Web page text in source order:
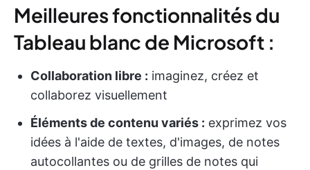
Meilleures fonctionnalités du
Tableau blanc de Microsoft :
Collaboration libre : imaginez, créez et
collaborez visuellement
Éléments de contenu variés : exprimez vos
idées à l'aide de textes, d'images, de notes
autocollantes ou de grilles de notes qui